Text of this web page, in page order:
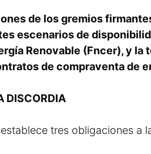
de los gremios
escenarios de
Renovable (Fncer), y
de compraventa de
DISCORDIA
tres obligaciones a